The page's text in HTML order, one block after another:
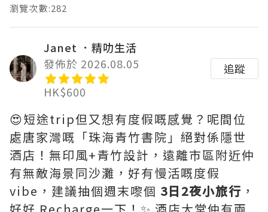
瀏覽次數:282
Janet ．精叻生活
發佈於 2026.08.05
HK$600
追蹤
😍短途trip但又想有度假嘅感覺？呢間位
處唐家灣嘅「珠海青竹書院」絕對係隱世
酒店！無印風+青竹設計，遠離市區附近仲
有無敵海景同沙灘，好有慢活嘅度假
vibe，建議抽個週末嚟個 3日2夜小旅行 ，
好好 Recharge一下！✨ 酒店大堂仲有兩